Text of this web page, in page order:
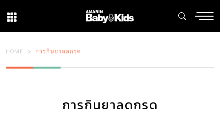
HOME การกินยาลดกรด
การกินยาลดกรด